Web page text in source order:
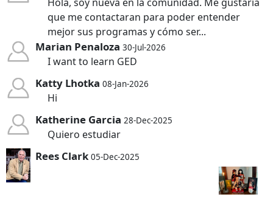
que me contactaran para poder entender
mejor sus programas y cómo ser...
Marian Penaloza 30-Jul-2026
I want to learn GED
Katty Lhotka 08-Jan-2026
Hi
Katherine Garcia 28-Dec-2025
Quiero estudiar
Rees Clark 05-Dec-2025